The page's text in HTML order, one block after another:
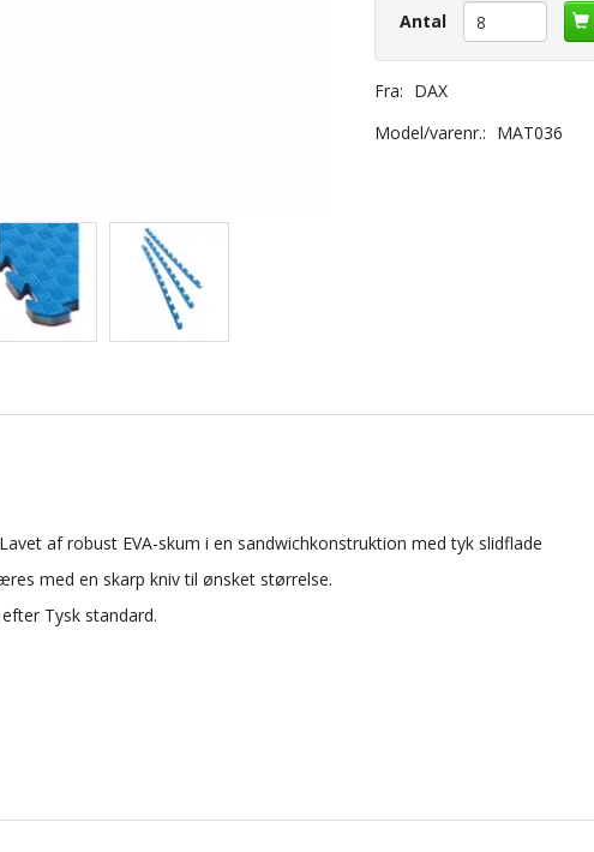
Antal
Fra: DAX
Model/varenr.: MAT036
af robust EVA-skum i en sandwichkonstruktion med tyk slidflade
med en skarp kniv til ønsket størrelse.
Tysk standard.